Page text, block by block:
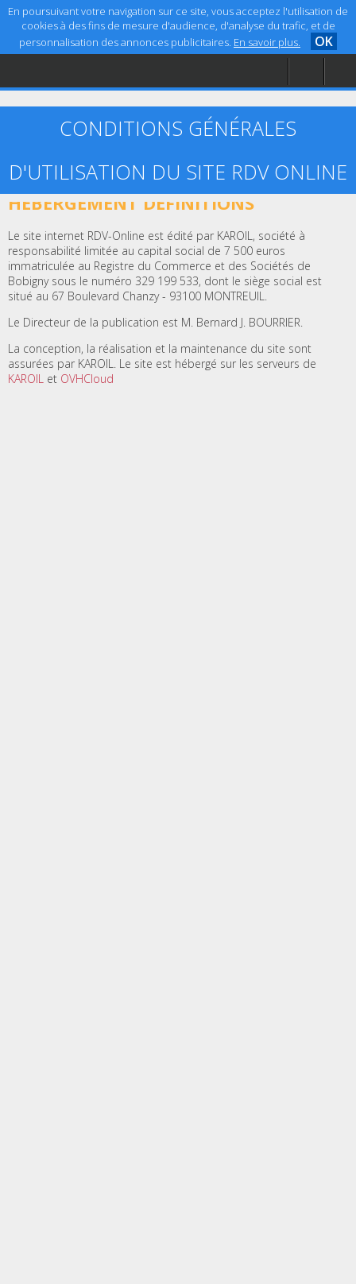
En poursuivant votre navigation sur ce site, vous acceptez l'utilisation de
cookies à des fins de mesure d'audience, d'analyse du trafic, et de
personnalisation des annonces publicitaires. En savoir plus. OK
Accueil
Aide
CONDITIONS GÉNÉRALES
D'UTILISATION DU SITE RDV ONLINE
ARTICLE 1 – ÉDITEUR, CRÉATION ET
HÉBERGEMENT DÉFINITIONS
Le site internet RDV-Online est édité par KAROIL, société à
responsabilité limitée au capital social de 7 500 euros
immatriculée au Registre du Commerce et des Sociétés de
Bobigny sous le numéro 329 199 533, dont le siège social est
situé au 67 Boulevard Chanzy - 93100 MONTREUIL.
Le Directeur de la publication est M. Bernard J. BOURRIER.
La conception, la réalisation et la maintenance du site sont
assurées par KAROIL. Le site est hébergé sur les serveurs de
KAROIL et OVHCloud